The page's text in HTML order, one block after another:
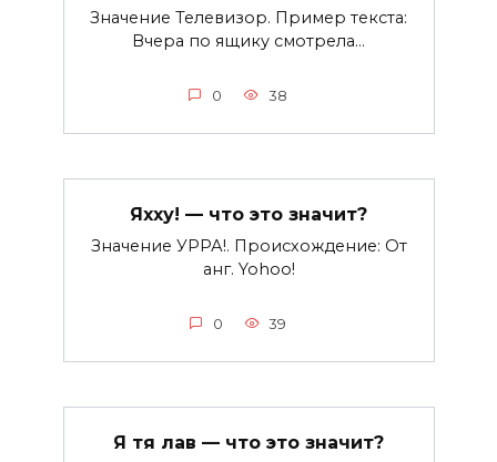
Значение Телевизор. Пример текста:
Вчера по ящику смотрела…
0 38
Яхху! — что это значит?
Значение УРРА!. Происхождение: От
анг. Yohoo!
0 39
Я тя лав — что это значит?